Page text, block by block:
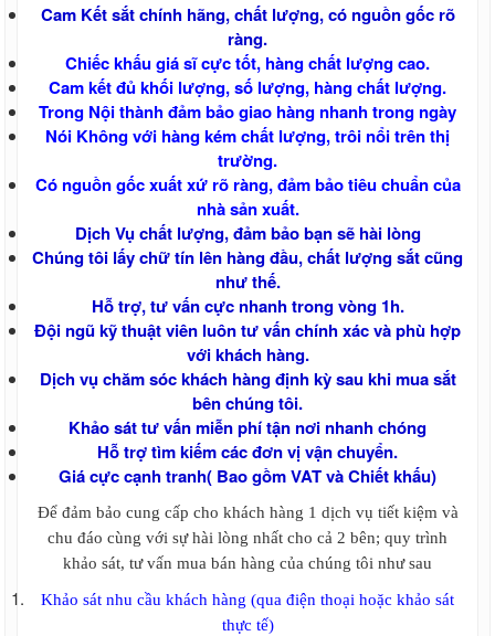
4m giá rẻ, Ván cốp pha vàng
Ván coppha đỏ 4m, Giá ván copha đỏ
2021 2022, Ván cốp pha giá rẻ
Ván coppha đen 4m, Bảng báo giá ván
copha đen, Ván cốp pha giá rẻ
Ván coppha màu vàng 4 m, Bảng báo giá
ván cốp pha 2021
Giá cốp pha màu cam, Giá cốp pha xây
dựng, Ván coppha màu cam
Ván ép phủ keo, Ván cốp pha phủ keo,
Ván coppha phủ keo
Ván coppha Mỹ Anh, Ván cốp pha chất
lượng, Giá ván coppha Mỹ Anh
Ván coppha đỏ 4m, Ván cốp pha đen,
Ván Coppha Mỹ Anh, Ván Bình Minh, Ván
coppha Thanh Mai
Ván Coppha Thanh Mai, Ván cốp pha
chất lượng
Ván coppha Bình Minh, Bảng báo giá ván
bình Minh, Ván cốp pha chất lượng
Tôn đổ sàn - Tôn sàn deck
Giá tôn đổ sàn bê tông H 75 W 900 - Tôn
sàn deck giá rẻ nhất Miền Nam
Giá tôn đổ sàn be tông - Tôn đổ sàn giá
rẻ - Bảng giá tôn sàn deck
Giá tôn đổ sàn bê tông H 50 W 1000 -
Tôn sàn deck giá rẻ nhất Miền Nam
Lưới B40 , Rào lưới, Kẽm gai
Cam Kết sắt chính hãng, chất lượng, có nguồn gốc rõ
ràng.
Chiếc khấu giá sĩ cực tốt, hàng chất lượng cao.
Cam kết đủ khối lượng, số lượng, hàng chất lượng.
Trong Nội thành đảm bảo giao hàng nhanh trong ngày
Nói Không với hàng kém chất lượng, trôi nổi trên thị
trường.
Có nguồn gốc xuất xứ rõ ràng, đảm bảo tiêu chuẩn của
nhà sản xuất.
Dịch Vụ chất lượng, đảm bảo bạn sẽ hài lòng
Chúng tôi lấy chữ tín lên hàng đầu, chất lượng sắt cũng
như thế.
Hỗ trợ, tư vấn cực nhanh trong vòng 1h.
Đội ngũ kỹ thuật viên luôn tư vấn chính xác và phù hợp
với khách hàng.
Dịch vụ chăm sóc khách hàng định kỳ sau khi mua sắt
bên chúng tôi.
Khảo sát tư vấn miễn phí tận nơi nhanh chóng
Hỗ trợ tìm kiếm các đơn vị vận chuyển.
Giá cực cạnh tranh( Bao gồm VAT và Chiết khấu)
Để đảm bảo cung cấp cho khách hàng 1 dịch vụ tiết kiệm và
chu đáo cùng với sự hài lòng nhất cho cả 2 bên; quy trình
khảo sát, tư vấn mua bán hàng của chúng tôi như sau
Khảo sát nhu cầu khách hàng (qua điện thoại hoặc khảo sát
thực tế)